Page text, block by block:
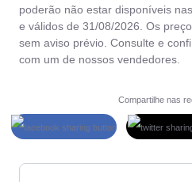
poderão não estar disponíveis
e válidos de 31/08/2026. Os
sem aviso prévio. Consulte e
com um de nossos vendedores.
Compartilhe nas